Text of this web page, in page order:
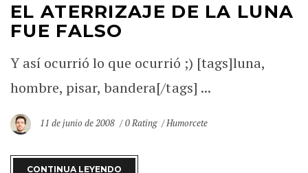
EL ATERRIZAJE DE LA LUNA
FUE FALSO
Y así ocurrió lo que ocurrió ;) [tags]luna,
hombre, pisar, bandera[/tags] ...
11 de junio de 2008 0 Rating Humorcete
CONTINUA LEYENDO